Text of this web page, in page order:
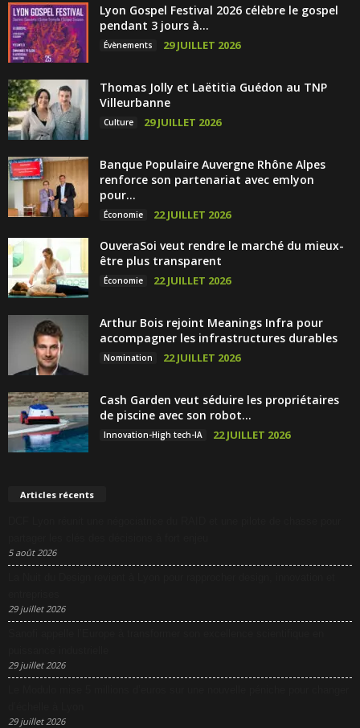
Lyon Gospel Festival 2026 célèbre le gospel
pendant 3 jours à...
Évènements 29 JUILLET 2026
Thomas Jolly et Laëtitia Guédon au TNP
Villeurbanne
Culture 29 JUILLET 2026
Banque Populaire Auvergne Rhône Alpes
renforce son partenariat avec emlyon
pour...
Économie 22 JUILLET 2026
OuveraSoi veut rendre le marché du mieux-
être plus transparent
Économie 22 JUILLET 2026
Arthur Bois rejoint Meanings Infra pour
accompagner les infrastructures durables
Nomination 22 JUILLET 2026
Cash Garden veut séduire les propriétaires
de piscine avec son robot...
Innovation-High tech-IA 22 JUILLET 2026
Articles récents
5 août 2026
29 juillet 2026
29 juillet 2026
29 juillet 2026